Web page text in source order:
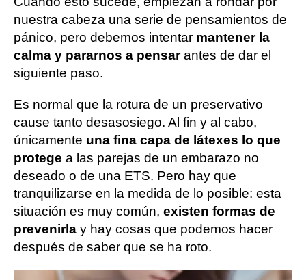
nuestra cabeza una serie de pensamientos de
pánico, pero debemos intentar mantener la
calma y pararnos a pensarantes de dar el
siguiente paso.
Es normal que la rotura de un preservativo
cause tanto desasosiego. Al fin y al cabo,
únicamente una fina capa de látexes lo que
protege a las parejas de un embarazo no
deseado o de una ETS. Pero hay que
tranquilizarse en la medida de lo posible: esta
situación es muy común, existen formas de
prevenirla y hay cosas que podemos hacer
después de saber que se ha roto.